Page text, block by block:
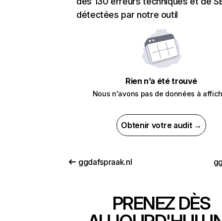
détectées par notre outil
Rien n’a été trouvé
Nous n'avons pas de données à
Obtenir votre audit →
ggdafspraak.nl
PRENEZ DÈS